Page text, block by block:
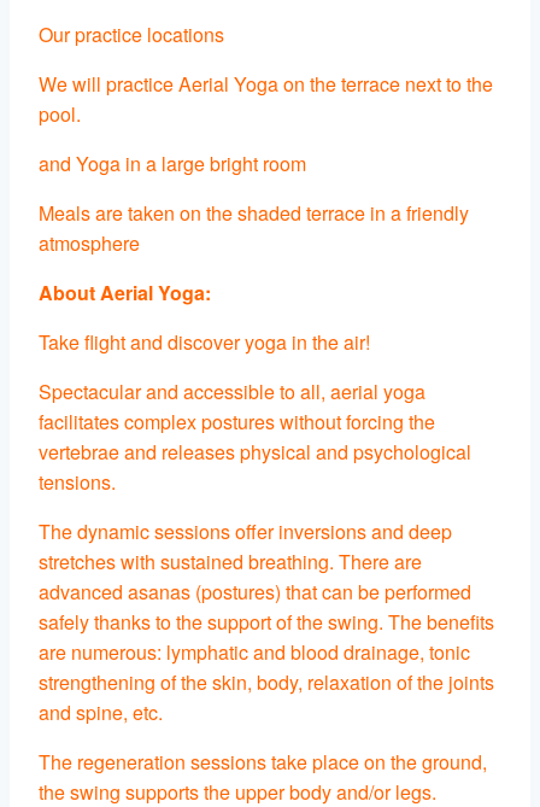
Our practice locations
We will practice Aerial Yoga on the terrace next to the
pool.
and Yoga in a large bright room
Meals are taken on the shaded terrace in a friendly
atmosphere
About Aerial Yoga:
Take flight and discover yoga in the air!
Spectacular and accessible to all, aerial yoga
facilitates complex postures without forcing the
vertebrae and releases physical and psychological
tensions.
The dynamic sessions offer inversions and deep
stretches with sustained breathing. There are
advanced asanas (postures) that can be performed
safely thanks to the support of the swing. The benefits
are numerous: lymphatic and blood drainage, tonic
strengthening of the skin, body, relaxation of the joints
and spine, etc.
The regeneration sessions take place on the ground,
the swing supports the upper body and/or legs.